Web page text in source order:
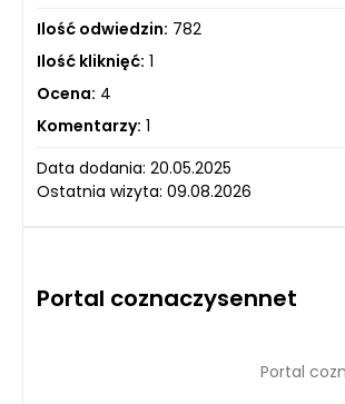
Ilość odwiedzin: 782
Ilość kliknięć: 1
Ocena: 4
Komentarzy: 1
Data dodania: 20.05.2025
Ostatnia wizyta: 09.08.2026
Portal coznaczysennet
Portal